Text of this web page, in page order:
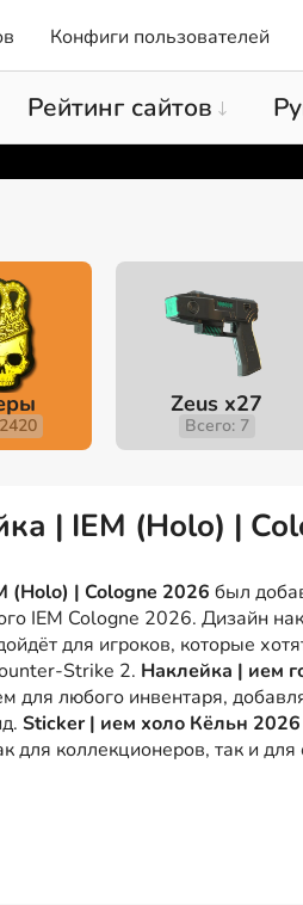
Конфиги пользователей
Рейтинг сайтов
Zeus x27
Всего: 7
| IEM (Holo) |
(Holo) | Cologne 2026 был
IEM Cologne 2026. Дизайн
для игроков, которые
Strike 2. Наклейка | ием
для любого инвентаря,
Sticker | ием холо Кёльн 2026
для коллекционеров, так и